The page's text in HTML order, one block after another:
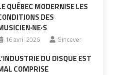
QUÉBEC MODERNISE LES
DES
16 avril 2026 Sincever
DU DISQUE EST
COMPRISE